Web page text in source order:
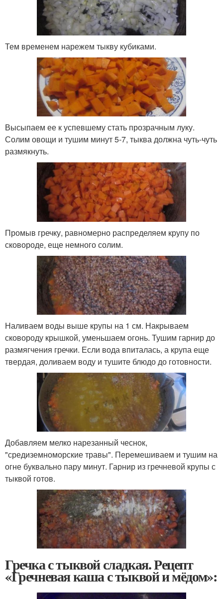
Тем временем нарежем тыкву кубиками.
Высыпаем ее к успевшему стать прозрачным луку.
Солим овощи и тушим минут 5-7, тыква должна чуть-чуть
размякнуть.
Промыв гречку, равномерно распределяем крупу по
сковороде, еще немного солим.
Наливаем воды выше крупы на 1 см. Накрываем
сковороду крышкой, уменьшаем огонь. Тушим гарнир до
размягчения гречки. Если вода впиталась, а крупа еще
твердая, доливаем воду и тушите блюдо до готовности.
Добавляем мелко нарезанный чеснок,
"средиземноморские травы". Перемешиваем и тушим на
огне буквально пару минут. Гарнир из гречневой крупы с
тыквой готов.
Гречка с тыквой сладкая. Рецепт
«Гречневая каша с тыквой и мёдом»: